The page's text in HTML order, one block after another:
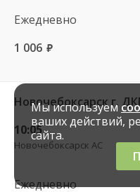
Ежедневно
1 006 руб.
10:05
Новочебоксарск АС
Ежедневно
Мы используем
ваших действий,
сайта.